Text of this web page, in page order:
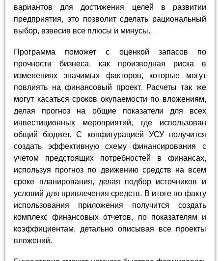
вариантов для достижения целей в развитии
предприятия, это позволит сделать рациональный
выбор, взвесив все плюсы и минусы.
Программа поможет с оценкой запасов по
прочности бизнеса, как производная риска в
изменениях значимых факторов, которые могут
повлиять на финансовый проект. Расчеты так же
могут касаться сроков окупаемости по вложениям,
делая прогноз на общие показатели для всех
инвестиционных мероприятий, где использован
общий бюджет. С конфигурацией УСУ получится
создать эффективную схему финансирования с
учетом предстоящих потребностей в финансах,
используя прогноз по движению средств на всем
сроке планирования, делая подбор источников и
условий для привлечения средств. В итоге по факту
использования приложения получится создать
комплекс финансовых отчетов, по показателям и
коэффициентам, детально описывая все проекты
вложений.